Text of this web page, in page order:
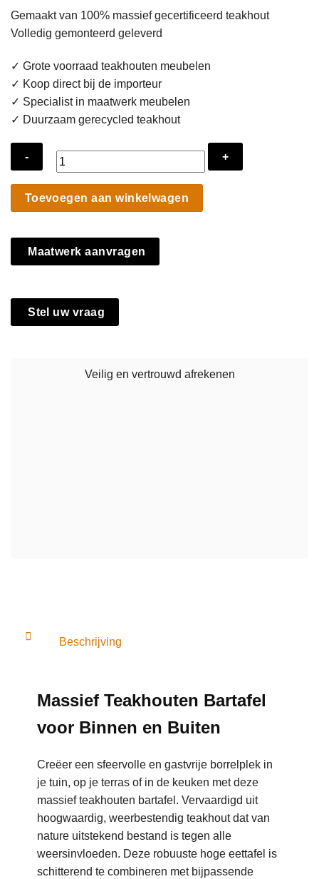
was:
€ 595.
is:
€ 395.
Gemaakt van 100% massief gecertificeerd teakhout
Volledig gemonteerd geleverd
✓ Grote voorraad teakhouten meubelen
✓ Koop direct bij de importeur
✓ Specialist in maatwerk meubelen
✓ Duurzaam gerecycled teakhout
Teak
Massief
Houten
Binnen
Buiten
Toevoegen aan winkelwagen
Maatwerk aanvragen
Stel uw vraag
Veilig en vertrouwd afrekenen
Beschrijving
Massief Teakhouten Bartafel
voor Binnen en Buiten
Creëer een sfeervolle en gastvrije borrelplek in
je tuin, op je terras of in de keuken met deze
massief teakhouten bartafel. Vervaardigd uit
hoogwaardig, weerbestendig teakhout dat van
nature uitstekend bestand is tegen alle
weersinvloeden. Deze robuuste hoge eettafel is
schitterend te combineren met bijpassende